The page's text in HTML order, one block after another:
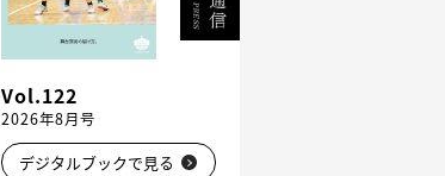
Vol.122
2026年8月号
デジタルブックで見る